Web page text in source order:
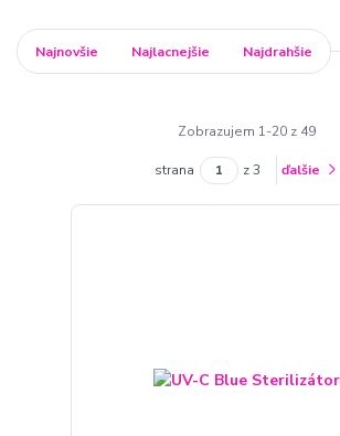
Najnovšie Najlacnejšie Najdrahšie
Zobrazujem 1-20 z 49
strana z 3 ďalšie